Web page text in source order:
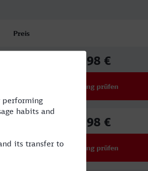
Preis
73,98 €
Verbindung prüfen
65,98 €
Verbindung prüfen